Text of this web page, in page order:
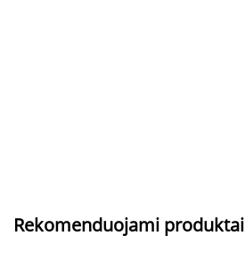
Rekomenduojami produktai